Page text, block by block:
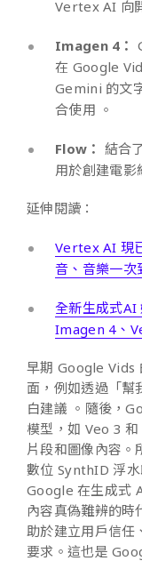
Vertex AI 向
Imagen 4：
在 Google
Gemini 的文
合使用 。
Flow： 結合
用於創建電影
延伸閱讀：
Vertex AI 現
音、音樂一次
全新生成式
Imagen 4、
早期 Google Vids
面，例如透過「幫
白建議 。隨後，
模型，如 Veo 3
片段和圖像內容。
數位 SynthID 浮
Google 在生成式
內容真偽難辨的時
助於建立用戶信任
要求。這也是